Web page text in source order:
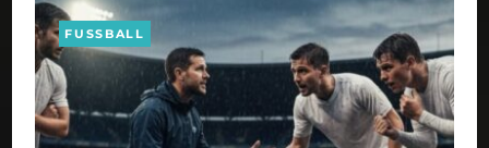
FUSSBALL